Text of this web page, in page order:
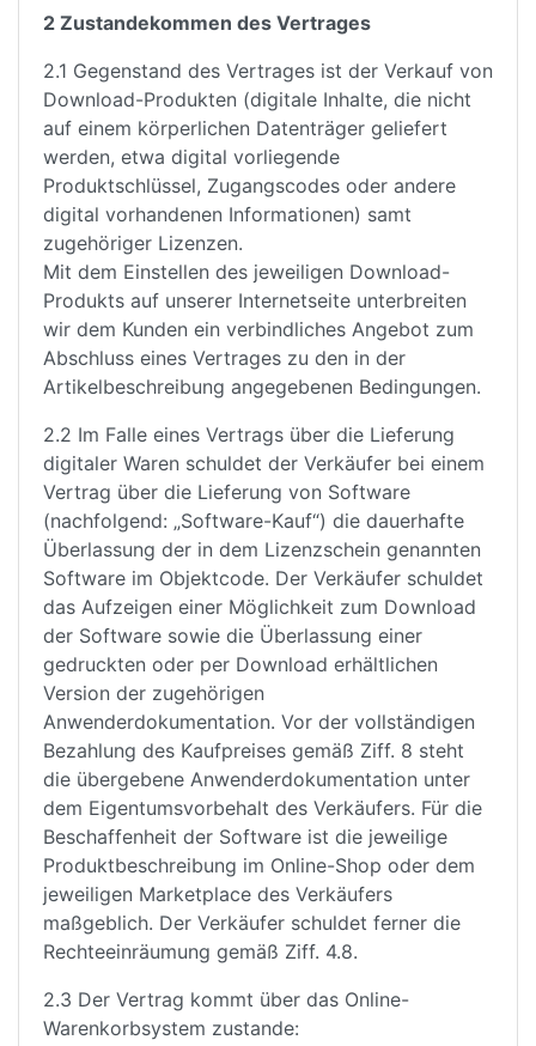
2 Zustandekommen des Vertrages
2.1 Gegenstand des Vertrages ist der Verkauf von
Download-Produkten (digitale Inhalte, die nicht
auf einem körperlichen Datenträger geliefert
werden, etwa digital vorliegende
Produktschlüssel, Zugangscodes oder andere
digital vorhandenen Informationen) samt
zugehöriger Lizenzen.
Mit dem Einstellen des jeweiligen Download-
Produkts auf unserer Internetseite unterbreiten
wir dem Kunden ein verbindliches Angebot zum
Abschluss eines Vertrages zu den in der
Artikelbeschreibung angegebenen Bedingungen.
2.2 Im Falle eines Vertrags über die Lieferung
digitaler Waren schuldet der Verkäufer bei einem
Vertrag über die Lieferung von Software
(nachfolgend: „Software-Kauf“) die dauerhafte
Überlassung der in dem Lizenzschein genannten
Software im Objektcode. Der Verkäufer schuldet
das Aufzeigen einer Möglichkeit zum Download
der Software sowie die Überlassung einer
gedruckten oder per Download erhältlichen
Version der zugehörigen
Anwenderdokumentation. Vor der vollständigen
Bezahlung des Kaufpreises gemäß Ziff. 8 steht
die übergebene Anwenderdokumentation unter
dem Eigentumsvorbehalt des Verkäufers. Für die
Beschaffenheit der Software ist die jeweilige
Produktbeschreibung im Online-Shop oder dem
jeweiligen Marketplace des Verkäufers
maßgeblich. Der Verkäufer schuldet ferner die
Rechteeinräumung gemäß Ziff. 4.8.
2.3 Der Vertrag kommt über das Online-
Warenkorbsystem zustande: